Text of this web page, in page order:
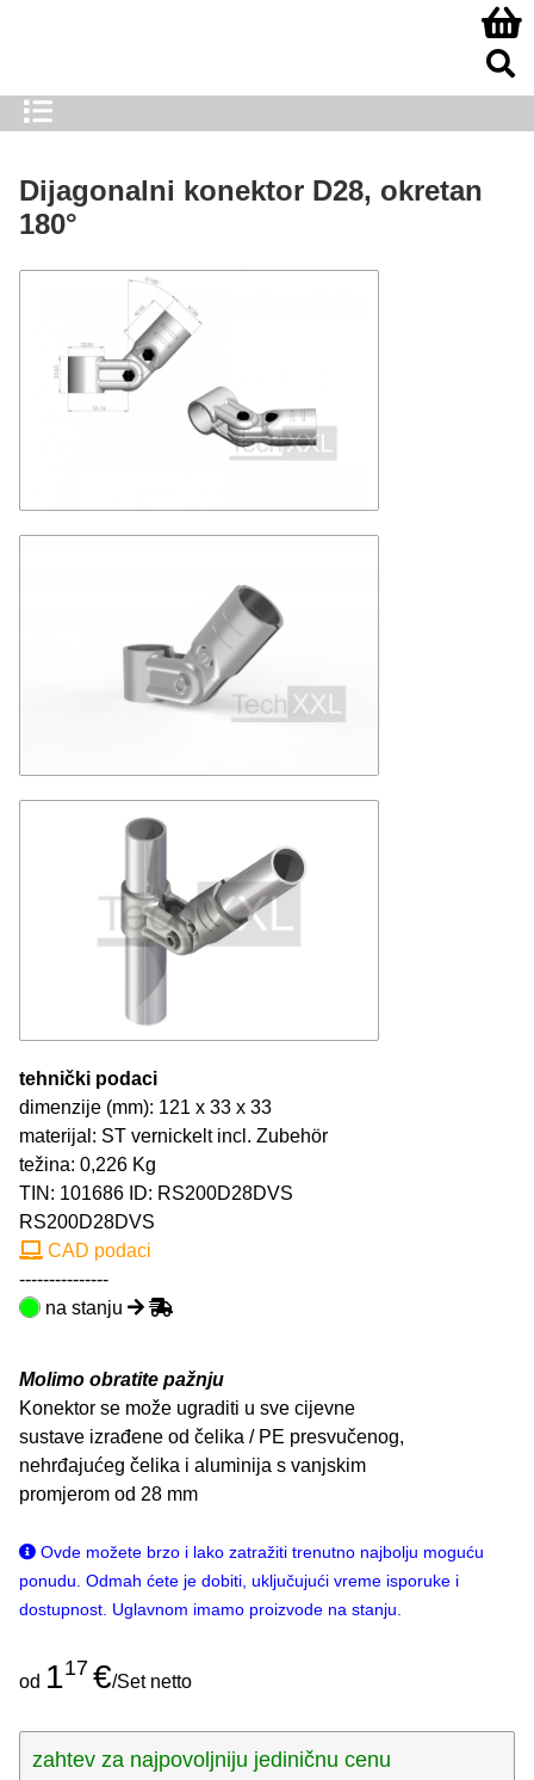
Dijagonalni konektor D28, okretan
180°
tehnički podaci
dimenzije (mm): 121 x 33 x 33
materijal: ST vernickelt incl. Zubehör
težina: 0,226 Kg
TIN: 101686 ID: RS200D28DVS
RS200D28DVS
CAD podaci
---------------
na stanju
Molimo obratite pažnju
Konektor se može ugraditi u sve cijevne
sustave izrađene od čelika / PE presvučenog,
nehrđajućeg čelika i aluminija s vanjskim
promjerom od 28 mm
Ovde možete brzo i lako zatražiti trenutno najbolju moguću
ponudu. Odmah ćete je dobiti, uključujući vreme isporuke i
dostupnost. Uglavnom imamo proizvode na stanju.
od 117 €/Set netto
zahtev za najpovoljniju jediničnu cenu